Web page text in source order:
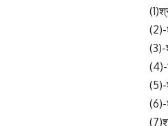
(2)-
(3)-
(4)-
(5)-
(6)-